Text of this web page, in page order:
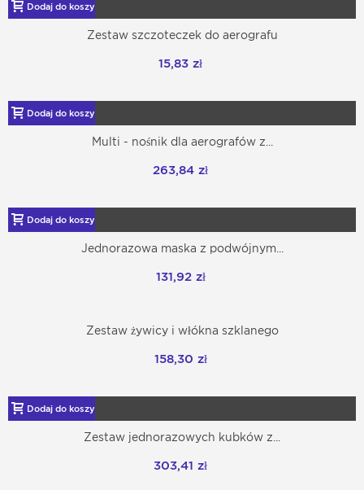
Dodaj do koszyka
Zestaw szczoteczek do aerografu
15,83 zł
Dodaj do koszyka
Multi - nośnik dla aerografów z...
263,84 zł
Dodaj do koszyka
Jednorazowa maska z podwójnym...
131,92 zł
Zestaw żywicy i włókna szklanego
158,30 zł
Dodaj do koszyka
Zestaw jednorazowych kubków z...
303,41 zł